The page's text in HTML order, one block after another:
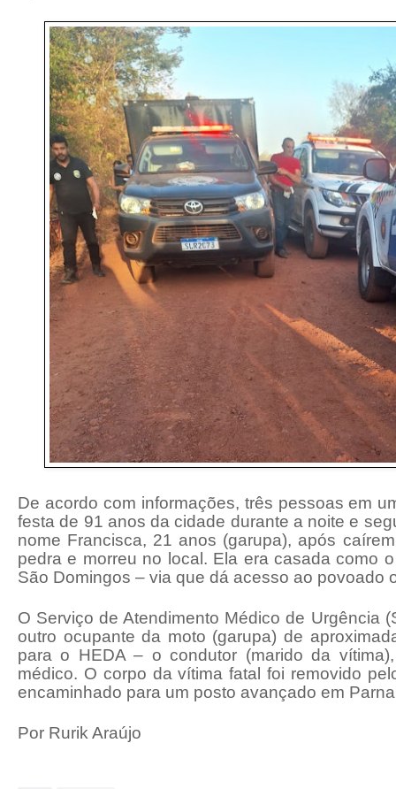
De acordo com informações, três pessoas em
festa de 91 anos da cidade durante a noite e
nome Francisca, 21 anos (garupa), após
pedra e morreu no local. Ela era casada como
São Domingos – via que dá acesso ao povoado
O Serviço de Atendimento Médico de Urgência
outro ocupante da moto (garupa) de
para o HEDA – o condutor (marido da
médico. O corpo da vítima fatal foi removido
encaminhado para um posto avançado em
Por Rurik Araújo